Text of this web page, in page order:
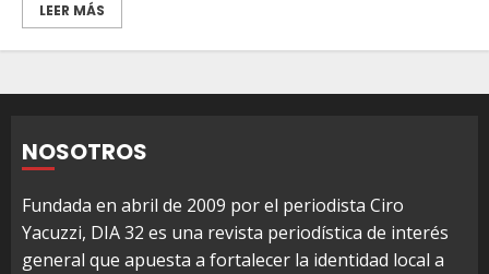
LEER MÁS
NOSOTROS
Fundada en abril de 2009 por el periodista Ciro
Yacuzzi, DIA 32 es una revista periodística de interés
general que apuesta a fortalecer la identidad local a